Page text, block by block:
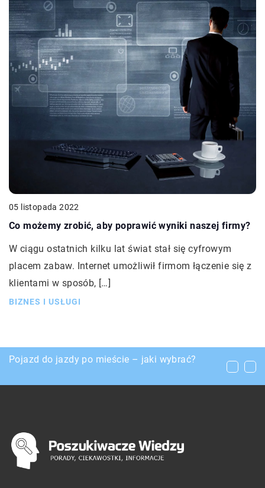
05 listopada 2022
Co możemy zrobić, aby poprawić wyniki naszej firmy?
W ciągu ostatnich kilku lat świat stał się cyfrowym
placem zabaw. Internet umożliwił firmom łączenie się z
klientami w sposób, […]
BIZNES I USŁUGI
Usuwanie tatuażu – czy jest bolesne?
Pojazd do jazdy po mieście – jaki wybrać?
Przykłady ekologicznych rozwiązań w domu i